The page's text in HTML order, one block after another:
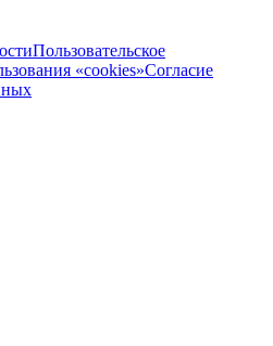
Пользовательское
«cookies»Согласие